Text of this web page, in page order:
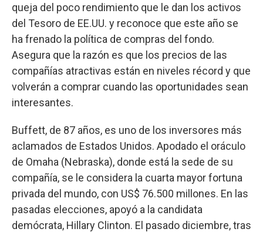
queja del poco rendimiento que le dan los activos
del Tesoro de EE.UU. y reconoce que este año se
ha frenado la política de compras del fondo.
Asegura que la razón es que los precios de las
compañías atractivas están en niveles récord y que
volverán a comprar cuando las oportunidades sean
interesantes.
Buffett, de 87 años, es uno de los inversores más
aclamados de Estados Unidos. Apodado el oráculo
de Omaha (Nebraska), donde está la sede de su
compañía, se le considera la cuarta mayor fortuna
privada del mundo, con US$ 76.500 millones. En las
pasadas elecciones, apoyó a la candidata
demócrata, Hillary Clinton. El pasado diciembre, tras